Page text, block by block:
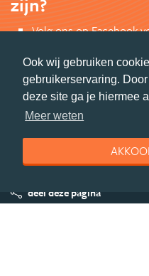
Ook wij gebruiken
gebruikerservaring.
deze site ga je hiermee
Meer weten
Volg ons op Facebook
Bekijk de mooiste
Jouw shot Azië
VOLG ONS VIA
deel deze pagina